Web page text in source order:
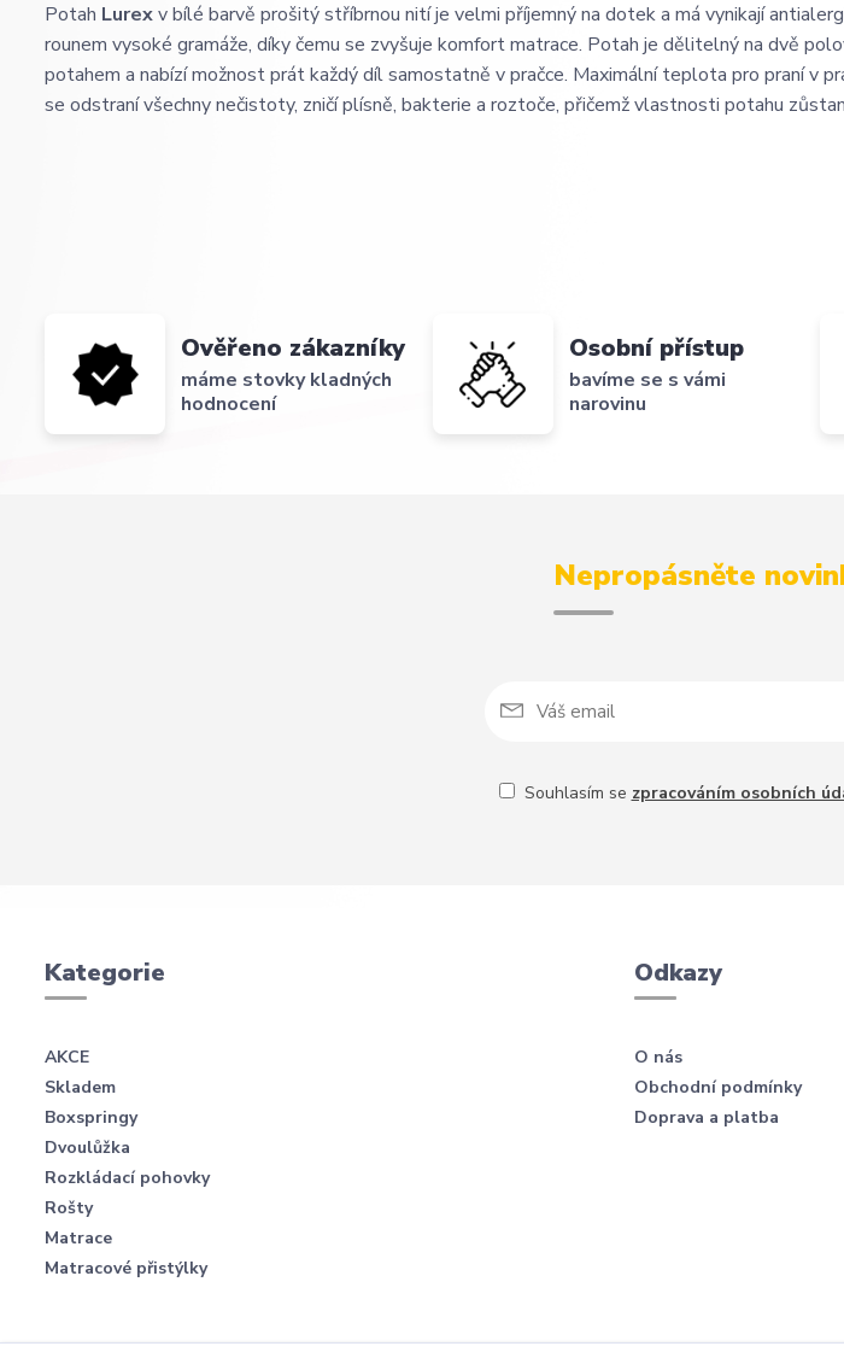
Potah Lurexv bílé barvě prošitý stříbrnou nití je velmi příjemný na dotek a má vynikají
rounem vysoké gramáže, díky čemu se zvyšuje komfort matrace. Potah je dělitelný na dvě
potahem a nabízí možnost prát každý díl samostatně v pračce. Maximální teplota pro praní v
se odstraní všechny nečistoty, zničí plísně, bakterie a roztoče, přičemž vlastnosti potahu
Ověřeno zákazníky
máme stovky kladných
hodnocení
Osobní přístup
bavíme se s vámi
narovinu
Nepropásněte
Souhlasím se zpracováním osobních
Kategorie
AKCE
Skladem
Boxspringy
Dvoulůžka
Rozkládací pohovky
Rošty
Matrace
Matracové přistýlky
Odkazy
O nás
Obchodní podmínky
Doprava a platba